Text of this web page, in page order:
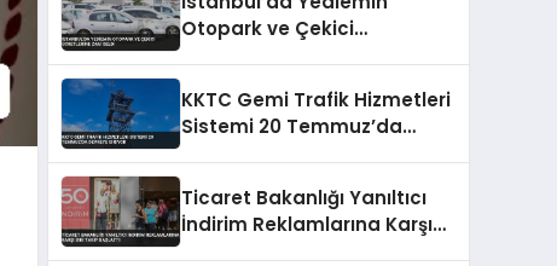
Otopark ve Çekici
KKTC Gemi Trafik Hizmetleri
Sistemi 20 Temmuz’da
Ticaret Bakanlığı Yanıltıcı
İndirim Reklamlarına Karşı